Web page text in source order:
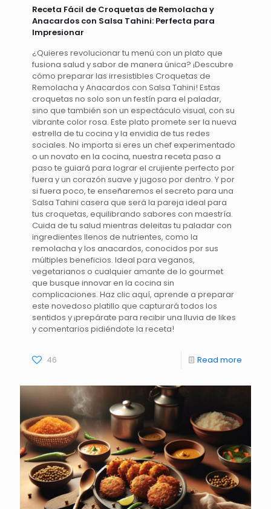
Receta Fácil de Croquetas de Remolacha y
Anacardos con Salsa Tahini: Perfecta para
Impresionar
¿Quieres revolucionar tu menú con un plato que
fusiona salud y sabor de manera única? ¡Descubre
cómo preparar las irresistibles Croquetas de
Remolacha y Anacardos con Salsa Tahini! Estas
croquetas no solo son un festín para el paladar,
sino que también son un espectáculo visual, con su
vibrante color rosa. Este plato promete ser la nueva
estrella de tu cocina y la envidia de tus redes
sociales. No importa si eres un chef experimentado
o un novato en la cocina, nuestra receta paso a
paso te guiará para lograr el crujiente perfecto por
fuera y un corazón suave y jugoso por dentro. Y por
si fuera poco, te enseñaremos el secreto para una
Salsa Tahini casera que será la pareja ideal para
tus croquetas, equilibrando sabores con maestría.
Cuida de tu salud mientras deleitas tu paladar con
ingredientes llenos de nutrientes, como la
remolacha y los anacardos, conocidos por sus
múltiples beneficios. Ideal para veganos,
vegetarianos o cualquier amante de lo gourmet
que busque innovar en la cocina sin
complicaciones. Haz clic aquí, aprende a preparar
este novedoso platillo que capturará todos los
sentidos y ¡prepárate para recibir una lluvia de likes
y comentarios pidiéndote la receta!
46 Read more